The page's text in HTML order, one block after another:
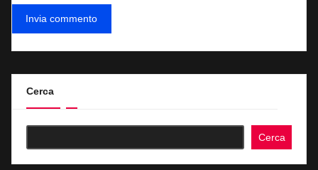
Cerca
Cerca